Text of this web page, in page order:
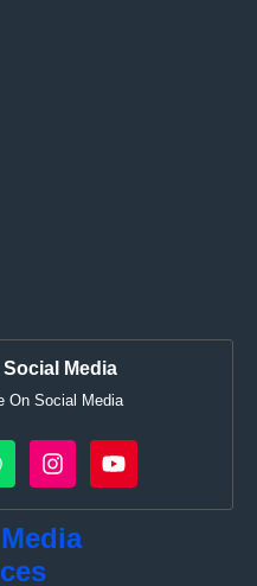
Media
On Social Media